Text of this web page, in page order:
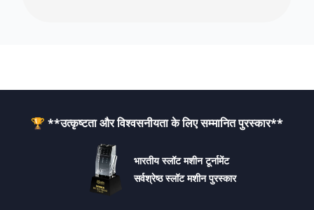
🏆 **उत्कृष्टता और विश्वसनीयता के लिए सम्मानित पुरस्कार**
भारतीय स्लॉट मशीन टूर्नामेंट
सर्वश्रेष्ठ स्लॉट मशीन पुरस्कार